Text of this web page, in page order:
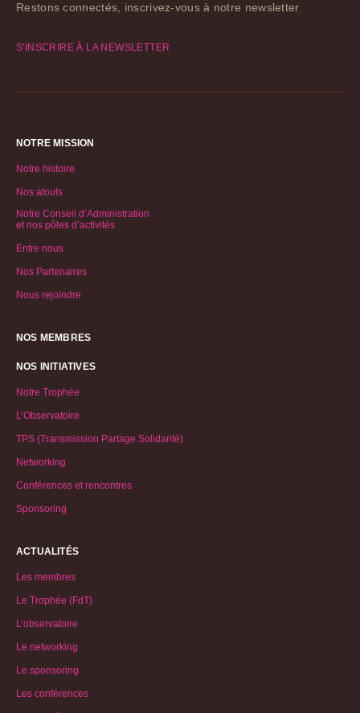
Restons connectés, inscrivez-vous à notre newsletter
S'INSCRIRE À LA NEWSLETTER
NOTRE MISSION
Notre histoire
Nos atouts
Notre Conseil d’Administration
et nos pôles d’activités
Entre nous
Nos Partenaires
Nous rejoindre
NOS MEMBRES
NOS INITIATIVES
Notre Trophée
L’Observatoire
TPS (Transmission Partage Solidarité)
Networking
Conférences et rencontres
Sponsoring
ACTUALITÉS
Les membres
Le Trophée (FdT)
L’observatoire
Le networking
Le sponsoring
Les conférences